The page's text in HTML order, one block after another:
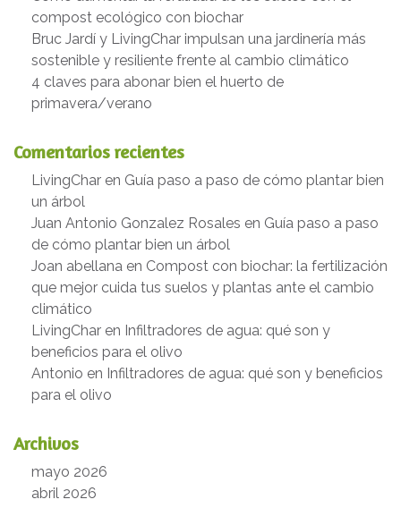
compost ecológico con biochar
Bruc Jardí y LivingChar impulsan una jardinería más
sostenible y resiliente frente al cambio climático
4 claves para abonar bien el huerto de
primavera/verano
Comentarios recientes
LivingChar en Guía paso a paso de cómo plantar bien
un árbol
Juan Antonio Gonzalez Rosales en Guía paso a paso
de cómo plantar bien un árbol
Joan abellana en Compost con biochar: la fertilización
que mejor cuida tus suelos y plantas ante el cambio
climático
LivingChar en Infiltradores de agua: qué son y
beneficios para el olivo
Antonio en Infiltradores de agua: qué son y beneficios
para el olivo
Archivos
mayo 2026
abril 2026